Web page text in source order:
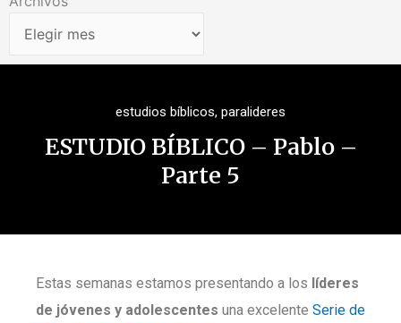
estudios bíblicos, paralideres
ESTUDIO BÍBLICO – Pablo –
Parte 5
Estas semanas estamos presentando a los líderes
de jóvenes y adolescentes una excelente Serie de